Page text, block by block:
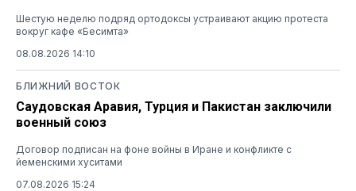
Шестую неделю подряд ортодоксы устраивают акцию протеста
вокруг кафе «Бесимта»
08.08.2026 14:10
БЛИЖНИЙ ВОСТОК
Саудовская Аравия, Турция и Пакистан заключили
военный союз
Договор подписан на фоне войны в Иране и конфликте с
йеменскими хуситами
07.08.2026 15:24